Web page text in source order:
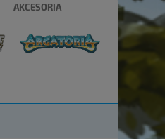
AKCESORIA